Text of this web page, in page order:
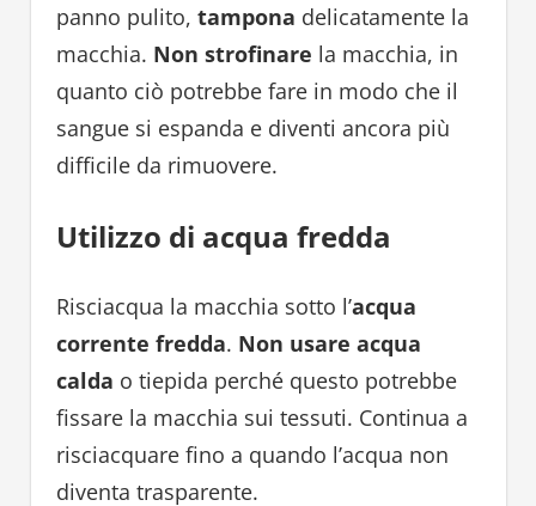
panno pulito, tampona delicatamente la
macchia. Non strofinare la macchia, in
quanto ciò potrebbe fare in modo che il
sangue si espanda e diventi ancora più
difficile da rimuovere.
Utilizzo di acqua fredda
Risciacqua la macchia sotto l’acqua
corrente fredda. Non usare acqua
calda o tiepida perché questo potrebbe
fissare la macchia sui tessuti. Continua a
risciacquare fino a quando l’acqua non
diventa trasparente.